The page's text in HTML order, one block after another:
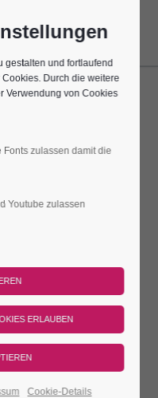
gestalten und fortlaufend
Durch die weitere
Verwendung von Cookies
zulassen damit die
Youtube zulassen
Cookie-Details
bis zum 27.09.2026
14:00–14:30statt.
DIE
Orgel jeweils für eine
der einzigartigen
zeigen ihr Können!